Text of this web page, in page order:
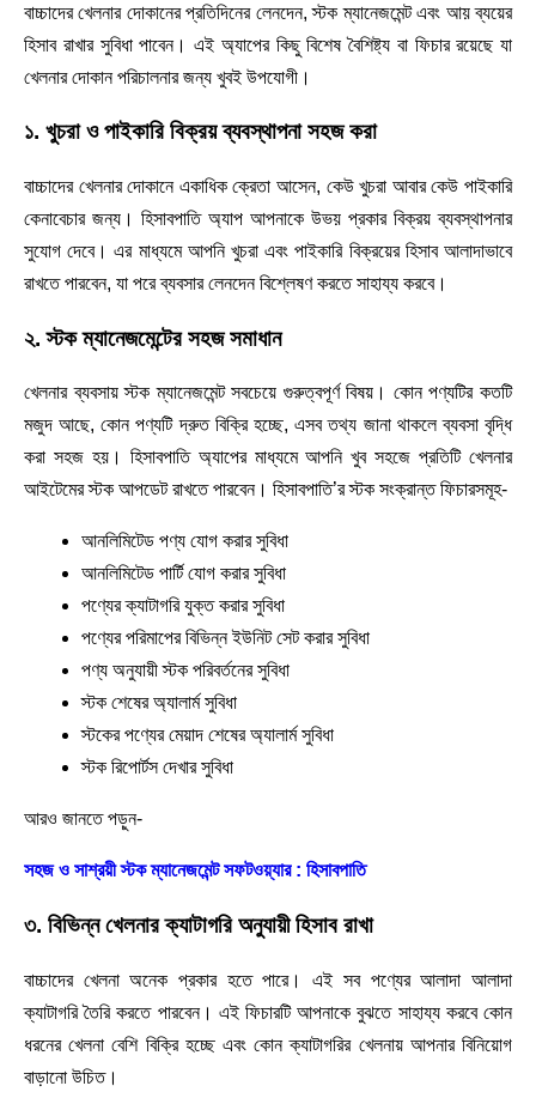
বাচ্চাদের খেলনার দোকানের প্রতিদিনের লেনদেন, স্টক ম্যানেজমেন্ট এবং আয় ব্যয়ের
হিসাব রাখার সুবিধা পাবেন। এই অ্যাপের কিছু বিশেষ বৈশিষ্ট্য বা ফিচার রয়েছে যা
খেলনার দোকান পরিচালনার জন্য খুবই উপযোগী।
১. খুচরা ও পাইকারি বিক্রয় ব্যবস্থাপনা সহজ করা
বাচ্চাদের খেলনার দোকানে একাধিক ক্রেতা আসেন, কেউ খুচরা আবার কেউ পাইকারি
কেনাবেচার জন্য। হিসাবপাতি অ্যাপ আপনাকে উভয় প্রকার বিক্রয় ব্যবস্থাপনার
সুযোগ দেবে। এর মাধ্যমে আপনি খুচরা এবং পাইকারি বিক্রয়ের হিসাব আলাদাভাবে
রাখতে পারবেন, যা পরে ব্যবসার লেনদেন বিশ্লেষণ করতে সাহায্য করবে।
২. স্টক ম্যানেজমেন্টের সহজ সমাধান
খেলনার ব্যবসায় স্টক ম্যানেজমেন্ট সবচেয়ে গুরুত্বপূর্ণ বিষয়। কোন পণ্যটির কতটি
মজুদ আছে, কোন পণ্যটি দ্রুত বিক্রি হচ্ছে, এসব তথ্য জানা থাকলে ব্যবসা বৃদ্ধি
করা সহজ হয়। হিসাবপাতি অ্যাপের মাধ্যমে আপনি খুব সহজে প্রতিটি খেলনার
আইটেমের স্টক আপডেট রাখতে পারবেন। হিসাবপাতি’র স্টক সংক্রান্ত ফিচারসমূহ-
আনলিমিটেড পণ্য যোগ করার সুবিধা
আনলিমিটেড পার্টি যোগ করার সুবিধা
পণ্যের ক্যাটাগরি যুক্ত করার সুবিধা
পণ্যের পরিমাপের বিভিন্ন ইউনিট সেট করার সুবিধা
পণ্য অনুযায়ী স্টক পরিবর্তনের সুবিধা
স্টক শেষের অ্যালার্ম সুবিধা
স্টকের পণ্যের মেয়াদ শেষের অ্যালার্ম সুবিধা
স্টক রিপোর্টস দেখার সুবিধা
আরও জানতে পড়ুন-
সহজ ও সাশ্রয়ী স্টক ম্যানেজমেন্ট সফটওয়্যার : হিসাবপাতি
৩. বিভিন্ন খেলনার ক্যাটাগরি অনুযায়ী হিসাব রাখা
বাচ্চাদের খেলনা অনেক প্রকার হতে পারে। এই সব পণ্যের আলাদা আলাদা
ক্যাটাগরি তৈরি করতে পারবেন। এই ফিচারটি আপনাকে বুঝতে সাহায্য করবে কোন
ধরনের খেলনা বেশি বিক্রি হচ্ছে এবং কোন ক্যাটাগরির খেলনায় আপনার বিনিয়োগ
বাড়ানো উচিত।